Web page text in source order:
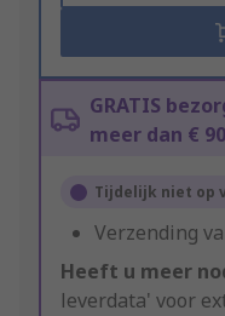
GRATIS
meer dan €
Tijdelijk niet op
Verzending
Heeft u meer
leverdata' voor